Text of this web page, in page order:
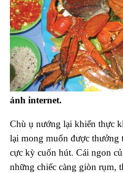
ảnh internet.
Chù ụ nướng lại khiến thực
lại mong muốn được
cực kỳ cuốn hút. Cái ngon
những chiếc càng giòn rụm,